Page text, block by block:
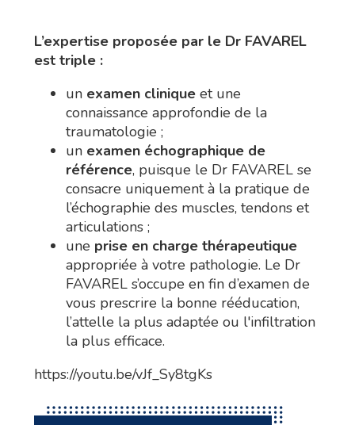
L’expertise proposée par le Dr FAVAREL
est triple :
un examen clinique et une
connaissance approfondie de la
traumatologie ;
un examen échographique de
référence, puisque le Dr FAVAREL se
consacre uniquement à la pratique de
l’échographie des muscles, tendons et
articulations ;
une prise en charge thérapeutique
appropriée à votre pathologie. Le Dr
FAVAREL s’occupe en fin d’examen de
vous prescrire la bonne rééducation,
l’attelle la plus adaptée ou l'infiltration
la plus efficace.
https://youtu.be/vJf_Sy8tgKs